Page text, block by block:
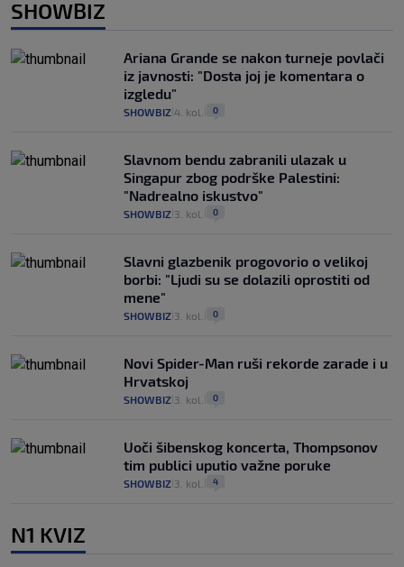
SHOWBIZ
Ariana Grande se nakon turneje povlači
iz javnosti: "Dosta joj je komentara o
izgledu"
SHOWBIZ 4. kol. 0
Slavnom bendu zabranili ulazak u
Singapur zbog podrške Palestini:
"Nadrealno iskustvo"
SHOWBIZ 3. kol. 0
Slavni glazbenik progovorio o velikoj
borbi: "Ljudi su se dolazili oprostiti od
mene"
SHOWBIZ 3. kol. 0
Novi Spider-Man ruši rekorde zarade i u
Hrvatskoj
SHOWBIZ 3. kol. 0
Uoči šibenskog koncerta, Thompsonov
tim publici uputio važne poruke
SHOWBIZ 3. kol. 4
N1 KVIZ